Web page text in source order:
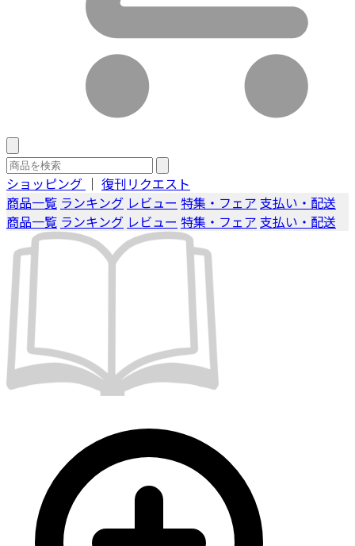
ショッピング ｜ 復刊リクエスト
商品一覧 ランキング レビュー 特集・フェア 支払い・配送
商品一覧 ランキング レビュー 特集・フェア 支払い・配送